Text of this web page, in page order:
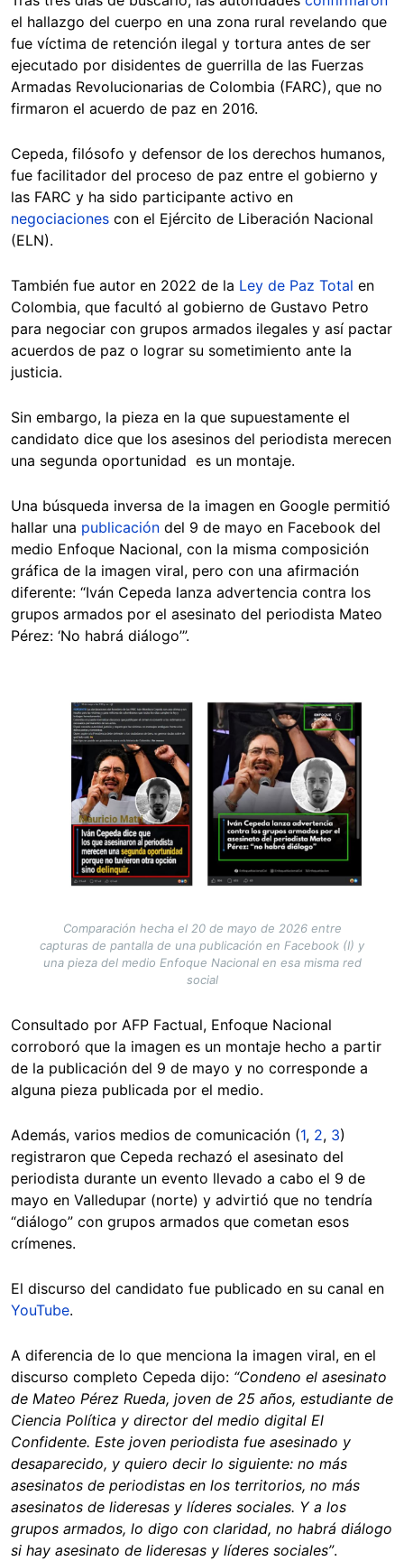
el hallazgo del cuerpo en una zona rural revelando que
fue víctima de retención ilegal y tortura antes de ser
ejecutado por disidentes de guerrilla de las Fuerzas
Armadas Revolucionarias de Colombia (FARC), que no
firmaron el acuerdo de paz en 2016.
Cepeda, filósofo y defensor de los derechos humanos,
fue facilitador del proceso de paz entre el gobierno y
las FARC y ha sido participante activo en
negociaciones con el Ejército de Liberación Nacional
(ELN).
También fue autor en 2022 de la Ley de Paz Total en
Colombia, que facultó al gobierno de Gustavo Petro
para negociar con grupos armados ilegales y así pactar
acuerdos de paz o lograr su sometimiento ante la
justicia.
Sin embargo, la pieza en la que supuestamente el
candidato dice que los asesinos del periodista merecen
una segunda oportunidad es un montaje.
Una búsqueda inversa de la imagen en Google permitió
hallar una publicación del 9 de mayo en Facebook del
medio Enfoque Nacional, con la misma composición
gráfica de la imagen viral, pero con una afirmación
diferente: “Iván Cepeda lanza advertencia contra los
grupos armados por el asesinato del periodista Mateo
Pérez: ‘No habrá diálogo’”.
Comparación hecha el 20 de mayo de 2026 entre
capturas de pantalla de una publicación en Facebook (I) y
una pieza del medio Enfoque Nacional en esa misma red
social
Consultado por AFP Factual, Enfoque Nacional
corroboró que la imagen es un montaje hecho a partir
de la publicación del 9 de mayo y no corresponde a
alguna pieza publicada por el medio.
Además, varios medios de comunicación (1, 2, 3)
registraron que Cepeda rechazó el asesinato del
periodista durante un evento llevado a cabo el 9 de
mayo en Valledupar (norte) y advirtió que no tendría
“diálogo” con grupos armados que cometan esos
crímenes.
El discurso del candidato fue publicado en su canal en
YouTube.
A diferencia de lo que menciona la imagen viral, en el
discurso completo Cepeda dijo: “Condeno el asesinato
de Mateo Pérez Rueda, joven de 25 años, estudiante de
Ciencia Política y director del medio digital El
Confidente. Este joven periodista fue asesinado y
desaparecido, y quiero decir lo siguiente: no más
asesinatos de periodistas en los territorios, no más
asesinatos de lideresas y líderes sociales. Y a los
grupos armados, lo digo con claridad, no habrá diálogo
si hay asesinato de lideresas y líderes sociales”.